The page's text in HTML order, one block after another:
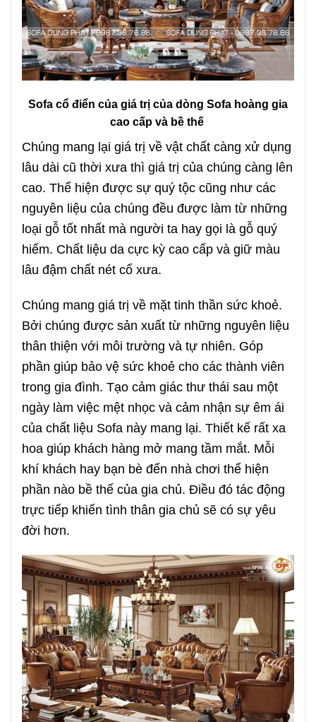
Sofa cổ điển của giá trị của dòng Sofa hoàng gia
cao cấp và bề thế
Chúng mang lại giá trị về vật chất càng xử dụng
lâu dài cũ thời xưa thì giá trị của chúng càng lên
cao. Thể hiện được sự quý tộc cũng như các
nguyên liệu của chúng đều được làm từ những
loại gỗ tốt nhất mà người ta hay gọi là gỗ quý
hiếm. Chất liệu da cực kỳ cao cấp và giữ màu
lâu đậm chất nét cổ xưa.
Chúng mang giá trị về mặt tinh thần sức khoẻ.
Bởi chúng được sản xuất từ những nguyên liệu
thân thiện với môi trường và tự nhiên. Góp
phần giúp bảo vệ sức khoẻ cho các thành viên
trong gia đình. Tạo cảm giác thư thái sau một
ngày làm việc mệt nhọc và cảm nhận sự êm ái
của chất liệu Sofa này mang lại. Thiết kế rất xa
hoa giúp khách hàng mở mang tầm mắt. Mỗi
khí khách hay bạn bè đến nhà chơi thể hiện
phần nào bề thế của gia chủ. Điều đó tác động
trực tiếp khiến tình thân gia chủ sẽ có sự yêu
đời hơn.